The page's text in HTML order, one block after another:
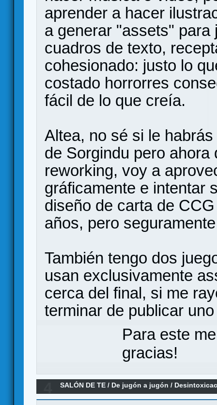
aprender a hacer
a generar "assets"
cuadros de texto,
cohesionado: justo lo
costado horrorres
fácil de lo que creía.
Altea, no sé si le
de Sorgindu pero
reworking, voy a
gráficamente e intentar
diseño de carta de
años, pero
También tengo dos
usan exclusivamente
cerca del final, si me
terminar de publicar
Para este
gracias!
SALÓN DE TE / De jugón a jugón /